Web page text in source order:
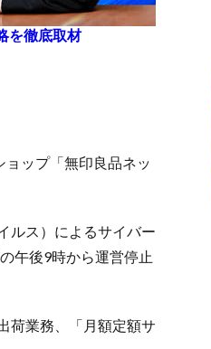
を徹底取材
ップ「無印良品ネッ
ルス）によるサイバー
午後9時から運営停止
荷業務、「月額定額サ